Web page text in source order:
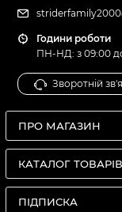
Години роботи
ПН-НД: з 09:00
Зворотній
ПРО МАГАЗИН
КАТАЛОГ ТОВАРІВ
ПІДПИСКА